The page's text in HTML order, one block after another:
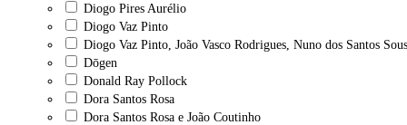
Diogo Pires Aurélio
Diogo Vaz Pinto
Diogo Vaz Pinto, João Vasco Rodrigues, Nuno dos Santos
Dōgen
Donald Ray Pollock
Dora Santos Rosa
Dora Santos Rosa e João Coutinho